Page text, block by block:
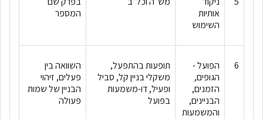
אותיות
השימוש
המספר
6
הפועל -
הגופים,
הזמנים,
הבניינים,
והמשמעות
תופעות בהתפעל,
משקלי בניין קל, סביל
ופעיל, דו-משמעות
בפועל
השוואה בין
פעלים, זיהוי
הבניין של שמות
פעולה